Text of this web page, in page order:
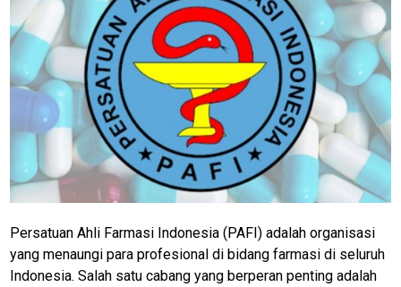
Persatuan Ahli Farmasi Indonesia (PAFI) adalah organisasi
yang menaungi para profesional di bidang farmasi di seluruh
Indonesia. Salah satu cabang yang berperan penting adalah